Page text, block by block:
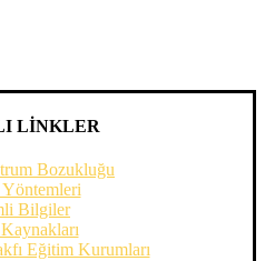
LİNKLER
Bozukluğu
Bilgiler
Eğitim Kurumları